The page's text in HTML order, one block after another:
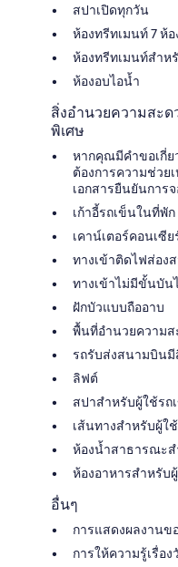
สปาเปิดทุกวัน
ห้องทรีทเมนท์ 7 ห้อ
ห้องทรีทเมนท์สำห
ห้องอบไอน้ำ
สิ่งอำนวยความสะ
พิเศษ
หากคุณมีคำขอเกี่ย
ต้องการความช่วย
เอกสารยืนยันการ
เก้าอี้รถเข็นในที่พัก
เคาน์เตอร์คอนเซี
ทางเข้าติดไฟส่อง
ทางเข้าไม่มีขั้นบัน
ฝักบัวแบบถืออาบ
พื้นที่อำนวยความส
รถรับส่งสนามบินมี
ลิฟต์
สปาสำหรับผู้ใช้รถ
เส้นทางสำหรับผู้ใ
ห้องน้ำสาธารณะ
ห้องอาหารสำหรับ
อื่นๆ
การแสดงผลงานข
การให้ความรู้เรื่อ